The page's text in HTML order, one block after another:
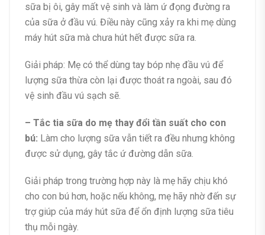
sữa bị ôi, gây mất vệ sinh và làm ứ đọng đường ra
của sữa ở đầu vú. Điều này cũng xảy ra khi mẹ dùng
máy hút sữa mà chưa hút hết được sữa ra.
Giải pháp: Mẹ có thể dùng tay bóp nhẹ đầu vú để
lượng sữa thừa còn lại được thoát ra ngoài, sau đó
vệ sinh đầu vú sạch sẽ.
– Tắc tia sữa do mẹ thay đổi tần suất cho con
bú: Làm cho lượng sữa vẫn tiết ra đều nhưng không
được sử dụng, gây tắc ứ đường dẫn sữa.
Giải pháp trong trường hợp này là mẹ hãy chịu khó
cho con bú hơn, hoặc nếu không, mẹ hãy nhờ đến sự
trợ giúp của máy hút sữa để ổn định lượng sữa tiêu
thụ mỗi ngày.